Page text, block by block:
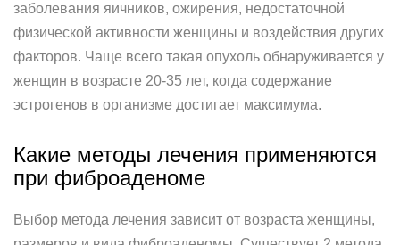
заболевания яичников, ожирения, недостаточной
физической активности женщины и воздействия других
факторов. Чаще всего такая опухоль обнаруживается у
женщин в возрасте 20-35 лет, когда содержание
эстрогенов в организме достигает максимума.
Какие методы лечения применяются
при фиброаденоме
Выбор метода лечения зависит от возраста женщины,